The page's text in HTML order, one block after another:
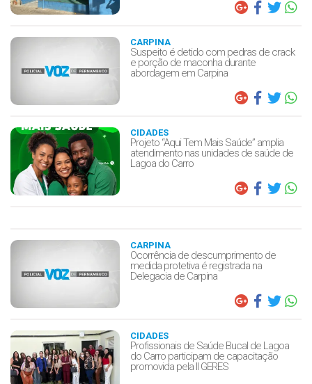
CARPINA
Suspeito é detido com pedras de crack
e porção de maconha durante
abordagem em Carpina
CIDADES
Projeto “Aqui Tem Mais Saúde” amplia
atendimento nas unidades de saúde de
Lagoa do Carro
CARPINA
Ocorrência de descumprimento de
medida protetiva é registrada na
Delegacia de Carpina
CIDADES
Profissionais de Saúde Bucal de Lagoa
do Carro participam de capacitação
promovida pela II GERES